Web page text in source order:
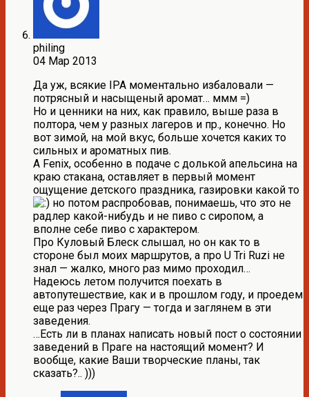
philing
04 Мар 2013
Да уж, всякие IPA моментально избаловали —
потрясный и насыщеный аромат… ммм =)
Но и ценники на них, как правило, выше раза в
полтора, чем у разных лагеров и пр., конечно. Но
вот зимой, на мой вкус, больше хочется каких то
сильных и ароматных пив.
А Fenix, особенно в подаче с долькой апельсина на
краю стакана, оставляет в первый момент
ощущение детского праздника, газировки какой то
но потом распробовав, понимаешь, что это не
радлер какой-нибудь и не пиво с сиропом, а
вполне себе пиво с характером.
Про Куловый Блеск слышал, но он как то в
стороне был моих маршрутов, а про U Tri Ruzi не
знал — жалко, много раз мимо проходил…
Надеюсь летом получится поехать в
автопутешествие, как и в прошлом году, и проедем
еще раз через Прагу — тогда и заглянем в эти
заведения.
…Есть ли в планах написать новый пост о состоянии
заведений в Праге на настоящий момент? И
вообще, какие Ваши творческие планы, так
сказать?.. )))